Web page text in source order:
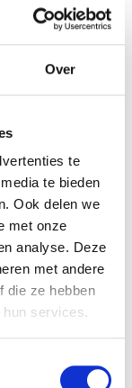
Over
te
te bieden
Ook delen we
met onze
analyse. Deze
met andere
die ze hebben
services.